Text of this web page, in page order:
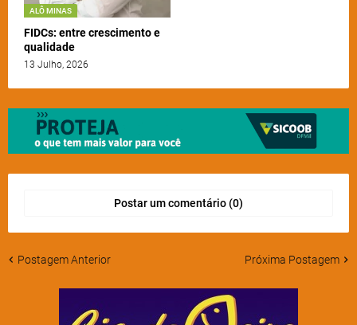
ALÔ MINAS
FIDCs: entre crescimento e
qualidade
13 Julho, 2026
Postar um comentário (0)
Postagem Anterior Próxima Postagem